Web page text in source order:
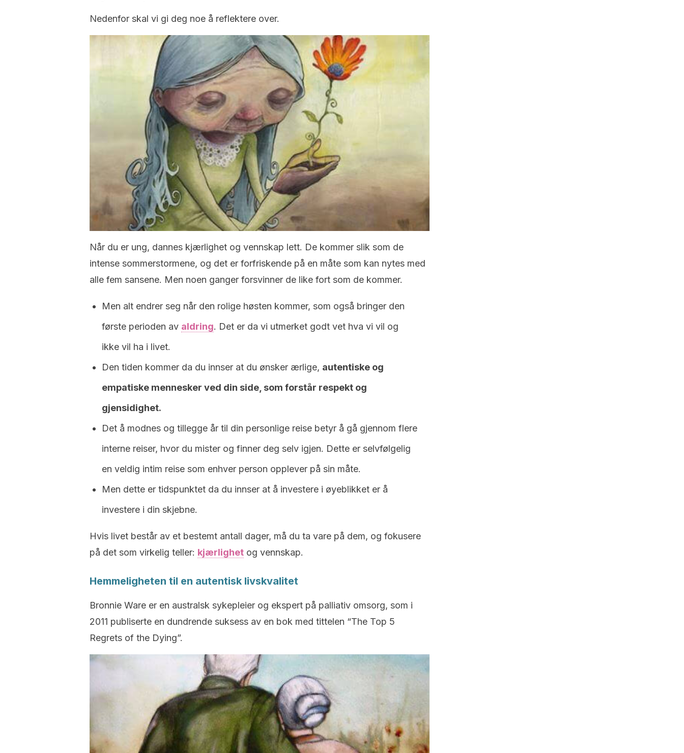
Nedenfor skal vi gi deg noe å reflektere over.
Når du er ung, dannes kjærlighet og vennskap lett. De kommer slik som de
intense sommerstormene, og det er forfriskende på en måte som kan nytes med
alle fem sansene. Men noen ganger forsvinner de like fort som de kommer.
Men alt endrer seg når den rolige høsten kommer, som også bringer den
første perioden av aldring. Det er da vi utmerket godt vet hva vi vil og
ikke vil ha i livet.
Den tiden kommer da du innser at du ønsker ærlige, autentiske og
empatiske mennesker ved din side, som forstår respekt og
gjensidighet.
Det å modnes og tillegge år til din personlige reise betyr å gå gjennom flere
interne reiser, hvor du mister og finner deg selv igjen. Dette er selvfølgelig
en veldig intim reise som enhver person opplever på sin måte.
Men dette er tidspunktet da du innser at å investere i øyeblikket er å
investere i din skjebne.
Hvis livet består av et bestemt antall dager, må du ta vare på dem, og fokusere
på det som virkelig teller: kjærlighet og vennskap.
Hemmeligheten til en autentisk livskvalitet
Bronnie Ware er en australsk sykepleier og ekspert på palliativ omsorg, som i
2011 publiserte en dundrende suksess av en bok med tittelen “The Top 5
Regrets of the Dying”.